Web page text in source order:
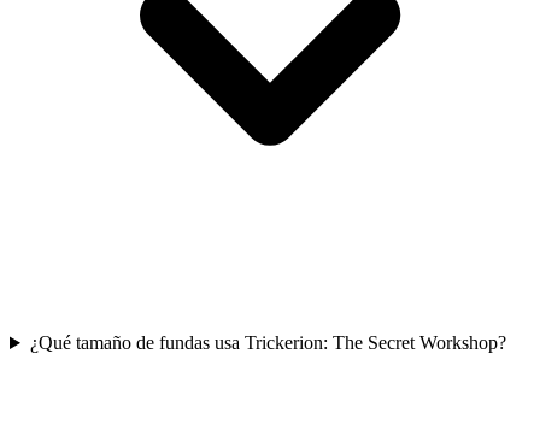
¿Qué tamaño de fundas usa Trickerion: The Secret Workshop?